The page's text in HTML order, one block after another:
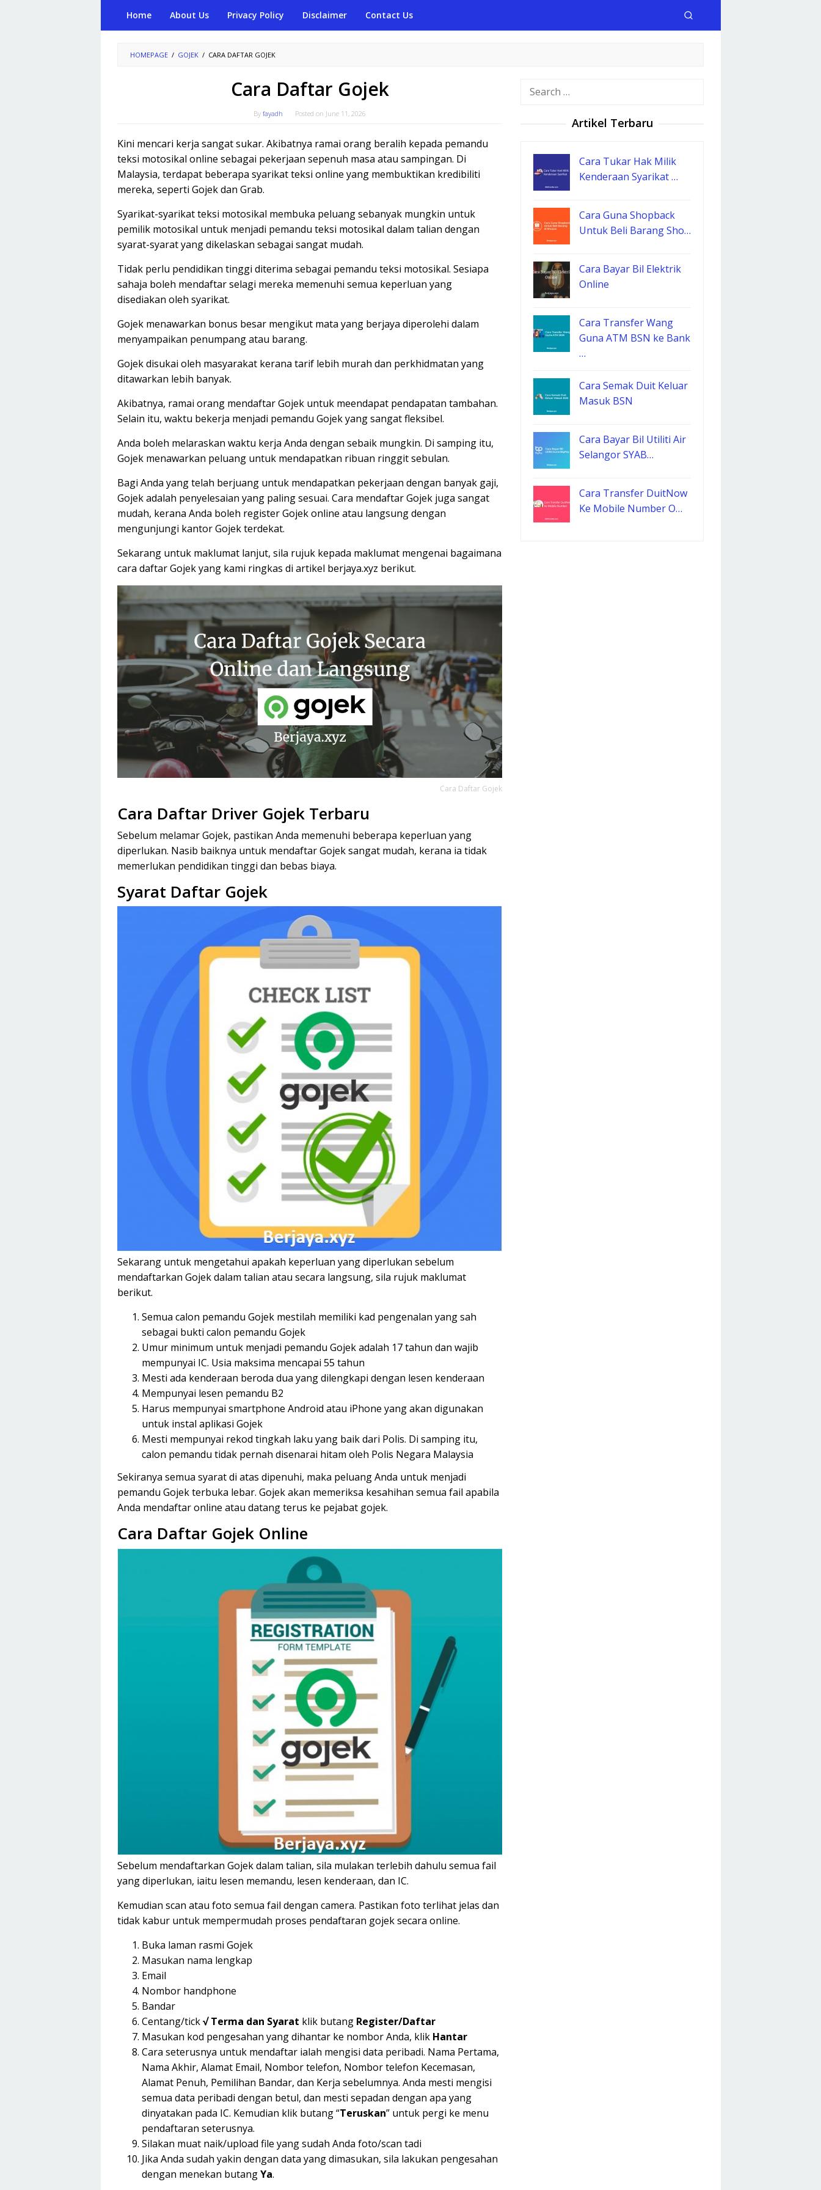
Home About Us Privacy Policy Disclaimer Contact Us
HOMEPAGE / GOJEK / CARA DAFTAR GOJEK
Cara Daftar Gojek
By fayadh Posted on June 11, 2026
Kini mencari kerja sangat sukar. Akibatnya ramai orang beralih kepada pemandu
teksi motosikal online sebagai pekerjaan sepenuh masa atau sampingan. Di
Malaysia, terdapat beberapa syarikat teksi online yang membuktikan kredibiliti
mereka, seperti Gojek dan Grab.
Syarikat-syarikat teksi motosikal membuka peluang sebanyak mungkin untuk
pemilik motosikal untuk menjadi pemandu teksi motosikal dalam talian dengan
syarat-syarat yang dikelaskan sebagai sangat mudah.
Tidak perlu pendidikan tinggi diterima sebagai pemandu teksi motosikal. Sesiapa
sahaja boleh mendaftar selagi mereka memenuhi semua keperluan yang
disediakan oleh syarikat.
Gojek menawarkan bonus besar mengikut mata yang berjaya diperolehi dalam
menyampaikan penumpang atau barang.
Gojek disukai oleh masyarakat kerana tarif lebih murah dan perkhidmatan yang
ditawarkan lebih banyak.
Akibatnya, ramai orang mendaftar Gojek untuk meendapat pendapatan tambahan.
Selain itu, waktu bekerja menjadi pemandu Gojek yang sangat fleksibel.
Anda boleh melaraskan waktu kerja Anda dengan sebaik mungkin. Di samping itu,
Gojek menawarkan peluang untuk mendapatkan ribuan ringgit sebulan.
Bagi Anda yang telah berjuang untuk mendapatkan pekerjaan dengan banyak gaji,
Gojek adalah penyelesaian yang paling sesuai. Cara mendaftar Gojek juga sangat
mudah, kerana Anda boleh register Gojek online atau langsung dengan
mengunjungi kantor Gojek terdekat.
Sekarang untuk maklumat lanjut, sila rujuk kepada maklumat mengenai bagaimana
cara daftar Gojek yang kami ringkas di artikel berjaya.xyz berikut.
Cara Daftar Gojek
Cara Daftar Driver Gojek Terbaru
Sebelum melamar Gojek, pastikan Anda memenuhi beberapa keperluan yang
diperlukan. Nasib baiknya untuk mendaftar Gojek sangat mudah, kerana ia tidak
memerlukan pendidikan tinggi dan bebas biaya.
Syarat Daftar Gojek
Sekarang untuk mengetahui apakah keperluan yang diperlukan sebelum
mendaftarkan Gojek dalam talian atau secara langsung, sila rujuk maklumat
berikut.
Semua calon pemandu Gojek mestilah memiliki kad pengenalan yang sah
sebagai bukti calon pemandu Gojek
Umur minimum untuk menjadi pemandu Gojek adalah 17 tahun dan wajib
mempunyai IC. Usia maksima mencapai 55 tahun
Mesti ada kenderaan beroda dua yang dilengkapi dengan lesen kenderaan
Mempunyai lesen pemandu B2
Harus mempunyai smartphone Android atau iPhone yang akan digunakan
untuk instal aplikasi Gojek
Mesti mempunyai rekod tingkah laku yang baik dari Polis. Di samping itu,
calon pemandu tidak pernah disenarai hitam oleh Polis Negara Malaysia
Sekiranya semua syarat di atas dipenuhi, maka peluang Anda untuk menjadi
pemandu Gojek terbuka lebar. Gojek akan memeriksa kesahihan semua fail apabila
Anda mendaftar online atau datang terus ke pejabat gojek.
Cara Daftar Gojek Online
Sebelum mendaftarkan Gojek dalam talian, sila mulakan terlebih dahulu semua fail
yang diperlukan, iaitu lesen memandu, lesen kenderaan, dan IC.
Kemudian scan atau foto semua fail dengan camera. Pastikan foto terlihat jelas dan
tidak kabur untuk mempermudah proses pendaftaran gojek secara online.
Buka laman rasmi Gojek
Masukan nama lengkap
Email
Nombor handphone
Bandar
Centang/tick√ Terma dan Syarat klik butang Register/Daftar
Masukan kod pengesahan yang dihantar ke nombor Anda, klik Hantar
Cara seterusnya untuk mendaftar ialah mengisi data peribadi. Nama Pertama,
Nama Akhir, Alamat Email, Nombor telefon, Nombor telefon Kecemasan,
Alamat Penuh, Pemilihan Bandar, dan Kerja sebelumnya. Anda mesti mengisi
semua data peribadi dengan betul, dan mesti sepadan dengan apa yang
dinyatakan pada IC. Kemudian klik butang “Teruskan” untuk pergi ke menu
pendaftaran seterusnya.
Silakan muat naik/upload file yang sudah Anda foto/scan tadi
Jika Anda sudah yakin dengan data yang dimasukan, sila lakukan pengesahan
dengan menekan butangYa.
Search
Artikel Terbaru
Cara Tukar Hak Milik
Kenderaan Syarikat …
Cara Guna Shopback
Untuk Beli Barang Sho…
Cara Bayar Bil Elektrik
Online
Cara Transfer Wang
Guna ATM BSN ke Bank
…
Cara Semak Duit Keluar
Masuk BSN
Cara Bayar Bil Utiliti Air
Selangor SYAB…
Cara Transfer DuitNow
Ke Mobile Number O…